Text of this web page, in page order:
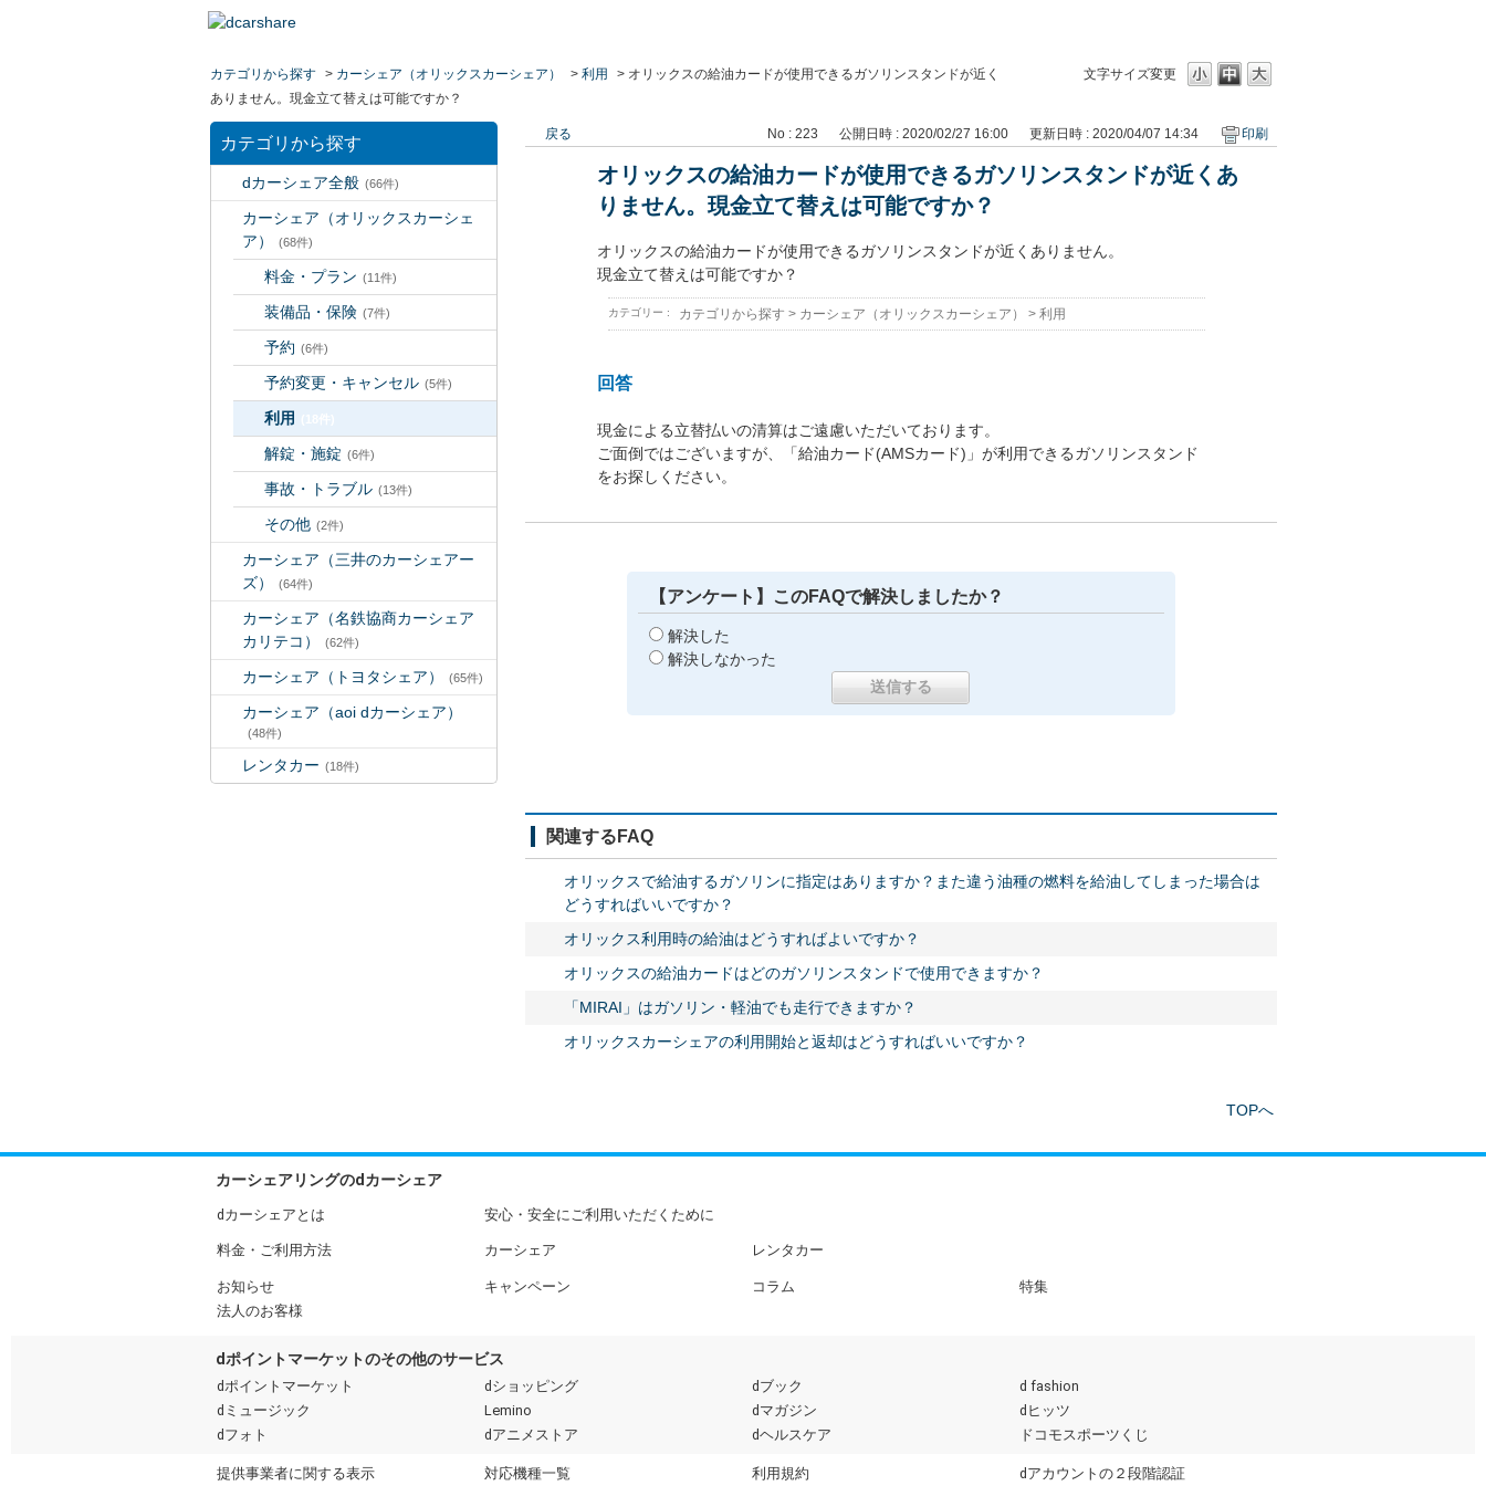
文字サイズ変更
カテゴリから探す > カーシェア（オリックスカーシェア） > 利用 > オリックスの給油カードが使用できるガソリンスタンドが近く
ありません。現金立て替えは可能ですか？
カテゴリから探す
dカーシェア全般 (66件)
カーシェア（オリックスカーシェ
ア）
(68件)
料金・プラン (11件)
装備品・保険 (7件)
予約 (6件)
予約変更・キャンセル (5件)
利用
解錠・施錠 (6件)
事故・トラブル (13件)
その他 (2件)
カーシェア（三井のカーシェアー
ズ）
(64件)
カーシェア（名鉄協商カーシェア
カリテコ）
(62件)
カーシェア（トヨタシェア） (65件)
カーシェア（aoi dカーシェア）
(48件)
レンタカー (18件)
戻る No : 223 公開日時 : 2020/02/27 16:00 更新日時 : 2020/04/07 14:34 印刷
オリックスの給油カードが使用できるガソリンスタンドが近くあ
りません。現金立て替えは可能ですか？
オリックスの給油カードが使用できるガソリンスタンドが近くありません。
現金立て替えは可能ですか？
カテゴリー : カテゴリから探す > カーシェア（オリックスカーシェア） > 利用
回答
現金による立替払いの清算はご遠慮いただいております。
ご面倒ではございますが、「給油カード(AMSカード)」が利用できるガソリンスタンド
をお探しください。
【アンケート】このFAQで解決しましたか？
解決した
解決しなかった
関連するFAQ
オリックスで給油するガソリンに指定はありますか？また違う油種の燃料を給油してしまった場合は
どうすればいいですか？
オリックス利用時の給油はどうすればよいですか？
オリックスの給油カードはどのガソリンスタンドで使用できますか？
「MIRAI」はガソリン・軽油でも走行できますか？
オリックスカーシェアの利用開始と返却はどうすればいいですか？
TOPへ
カーシェアリングのdカーシェア
dカーシェアとは 安心・安全にご利用いただくために
料金・ご利用方法 カーシェア レンタカー
お知らせ キャンペーン コラム
特集
法人のお客様
dポイントマーケットのその他のサービス
dポイントマーケット dショッピング dブック
d fashion
dミュージック
Lemino dマガジン
dヒッツ
dフォト
dアニメストア dヘルスケア ドコモスポーツくじ
提供事業者に関する表示 対応機種一覧 利用規約 dアカウントの２段階認証